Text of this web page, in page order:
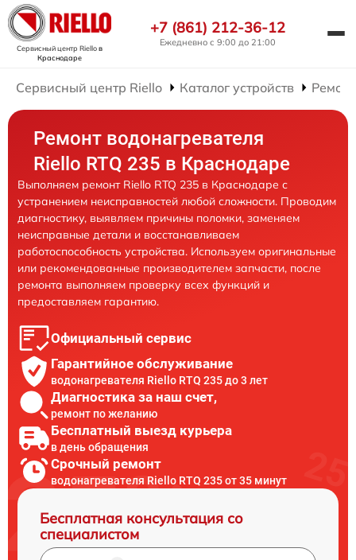
Сервисный центр Rielloв
Краснодаре
+7 (861) 212-36-12
Ежедневно с 9:00 до 21:00
Сервисный центр Riello Каталог устройств
Ремонт водонагревателя
Riello RTQ 235 в Краснодаре
Выполняем ремонт Riello RTQ 235 в Краснодаре с
устранением неисправностей любой сложности. Проводим
диагностику, выявляем причины поломки, заменяем
неисправные детали и восстанавливаем
работоспособность устройства. Используем оригинальные
или рекомендованные производителем запчасти, после
ремонта выполняем проверку всех функций и
предоставляем гарантию.
Официальный сервис
Гарантийное обслуживание
водонагревателя Riello RTQ 235 до 3 лет
Диагностика за наш счет,
ремонт по желанию
Бесплатный выезд курьера
в день обращения
Срочный ремонт
водонагревателя Riello RTQ 235 от 35 минут
Бесплатная консультация со
специалистом